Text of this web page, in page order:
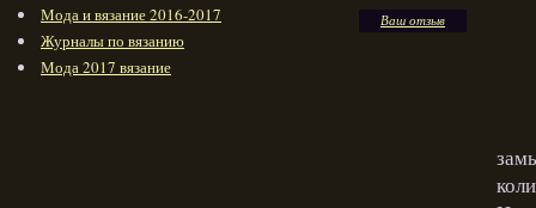
Ваш отзыв
Мода и вязание 2016-2017
Журналы по вязанию
Мода 2017 вязание